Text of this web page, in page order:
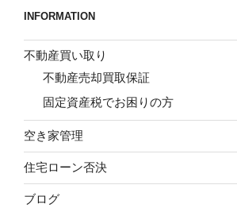
INFORMATION
不動産買い取り
不動産売却買取保証
固定資産税でお困りの方
空き家管理
住宅ローン否決
ブログ